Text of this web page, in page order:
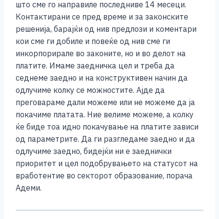
што сме го направиле последниве 14 месеци.
Контактирани се пред време и за законските
решенија, барајќи од нив предлози и коментари
кои сме ги добиле и повеќе од нив сме ги
инкорпорирале во законите, но и во делот на
платите. Имаме заедничка цел и треба да
седнеме заедно и на конструктивен начин да
одлучиме колку се можностите. Ајде да
преговараме дали можеме или не можеме да ја
покачиме платата. Ние велиме можеме, а колку
ќе биде тоа идно покачување на платите зависи
од параметрите. Да ги разгледаме заедно и да
одлучиме заедно, бидејќи ни е заеднички
приоритет и цел подобрувањето на статусот на
вработентие во секторот образование, порача
Адеми.